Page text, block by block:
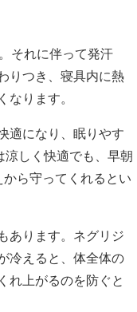
それに伴って発汗
りつき、寝具内に熱
なります。
適になり、眠りやす
涼しく快適でも、早朝
ら守ってくれるとい
あります。ネグリジ
冷えると、体全体の
れ上がるのを防ぐと